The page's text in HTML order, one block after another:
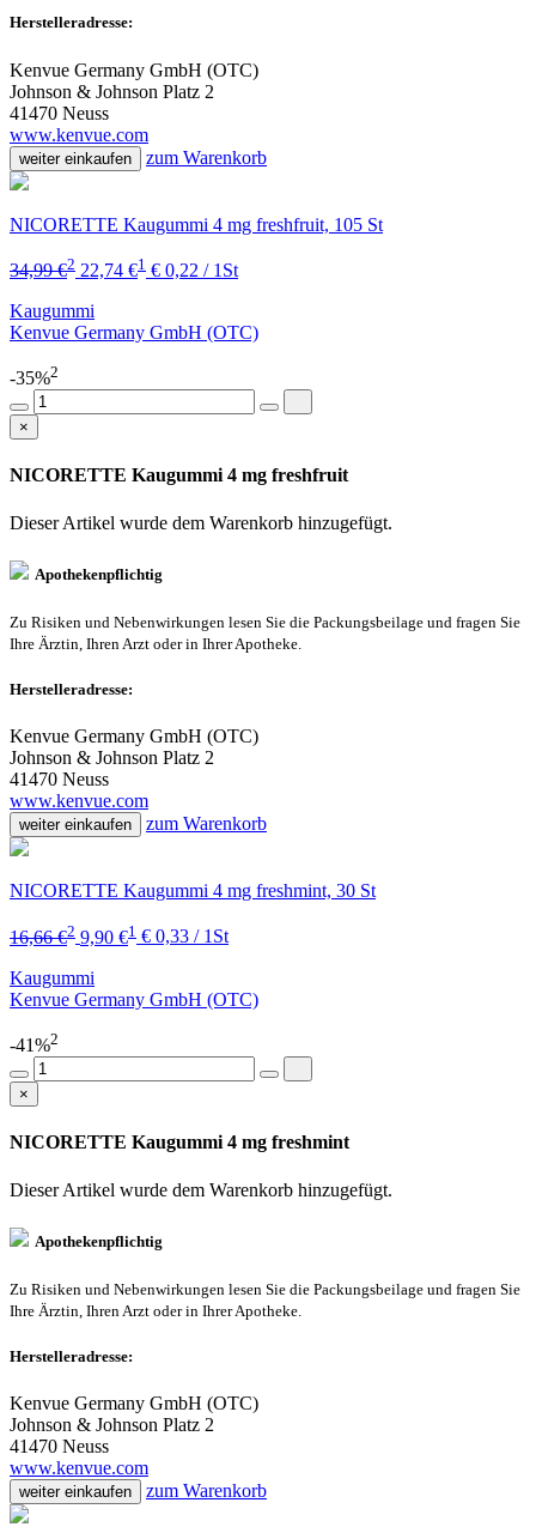
Herstelleradresse:
Kenvue Germany GmbH (OTC)
Johnson & Johnson Platz 2
41470 Neuss
www.kenvue.com
weiter einkaufen zum Warenkorb
NICORETTE Kaugummi 4 mg freshfruit, 105 St
34,99 €2 22,74 €1 € 0,22 / 1St
Kaugummi
Kenvue Germany GmbH (OTC)
-35%2
×
NICORETTE Kaugummi 4 mg freshfruit
Dieser Artikel wurde dem Warenkorb hinzugefügt.
Apothekenpflichtig
Zu Risiken und Nebenwirkungen lesen Sie die Packungsbeilage und fragen Sie
Ihre Ärztin, Ihren Arzt oder in Ihrer Apotheke.
Herstelleradresse:
Kenvue Germany GmbH (OTC)
Johnson & Johnson Platz 2
41470 Neuss
www.kenvue.com
weiter einkaufen zum Warenkorb
NICORETTE Kaugummi 4 mg freshmint, 30 St
16,66 €2 9,90 €1 € 0,33 / 1St
Kaugummi
Kenvue Germany GmbH (OTC)
-41%2
×
NICORETTE Kaugummi 4 mg freshmint
Dieser Artikel wurde dem Warenkorb hinzugefügt.
Apothekenpflichtig
Zu Risiken und Nebenwirkungen lesen Sie die Packungsbeilage und fragen Sie
Ihre Ärztin, Ihren Arzt oder in Ihrer Apotheke.
Herstelleradresse:
Kenvue Germany GmbH (OTC)
Johnson & Johnson Platz 2
41470 Neuss
www.kenvue.com
weiter einkaufen zum Warenkorb